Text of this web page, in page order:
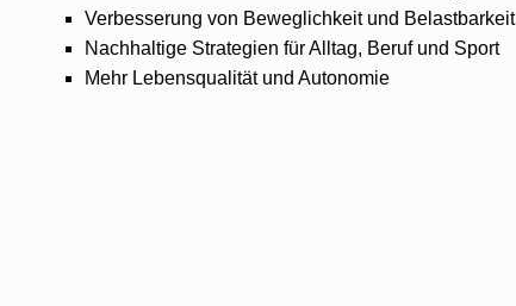
Verbesserung von Beweglichkeit und Belastbarkeit
Nachhaltige Strategien für Alltag, Beruf und Sport
Mehr Lebensqualität und Autonomie